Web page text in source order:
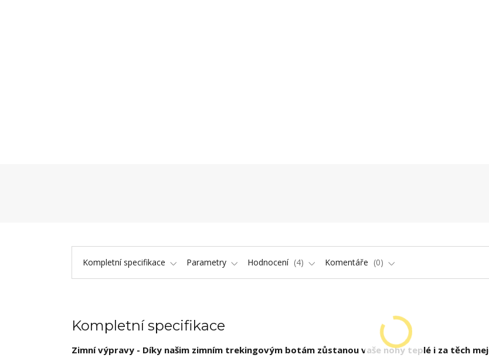
Kompletní specifikace Parametry Hodnocení 4 Komentáře 0
Kompletní specifikace
Zimní výpravy - Díky našim zimním trekingovým botám zůstanou vaše nohy teplé i za těch